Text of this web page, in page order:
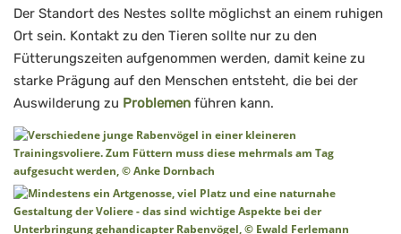
Der Standort des Nestes sollte möglichst an einem ruhigen
Ort sein. Kontakt zu den Tieren sollte nur zu den
Fütterungszeiten aufgenommen werden, damit keine zu
starke Prägung auf den Menschen entsteht, die bei der
Auswilderung zu Problemen führen kann.